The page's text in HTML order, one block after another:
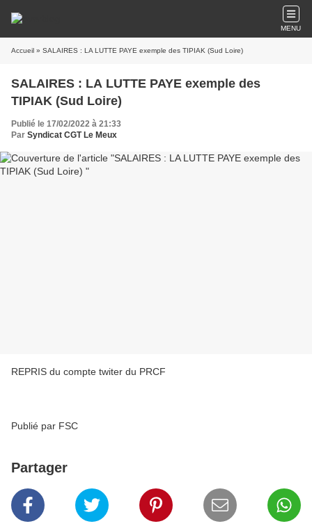
MENU
Accueil » SALAIRES : LA LUTTE PAYE exemple des TIPIAK (Sud Loire)
SALAIRES : LA LUTTE PAYE exemple des
TIPIAK (Sud Loire)
Publié le 17/02/2022 à 21:33
Par Syndicat CGT Le Meux
REPRIS du compte twiter du PRCF
Publié par FSC
Partager